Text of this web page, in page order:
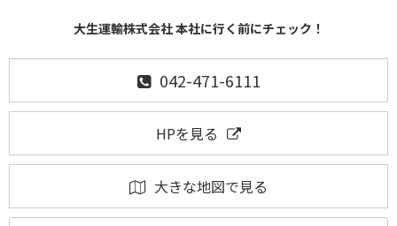
大生運輸株式会社 本社に行く前にチェック！
042-471-6111
HPを見る
大きな地図で見る